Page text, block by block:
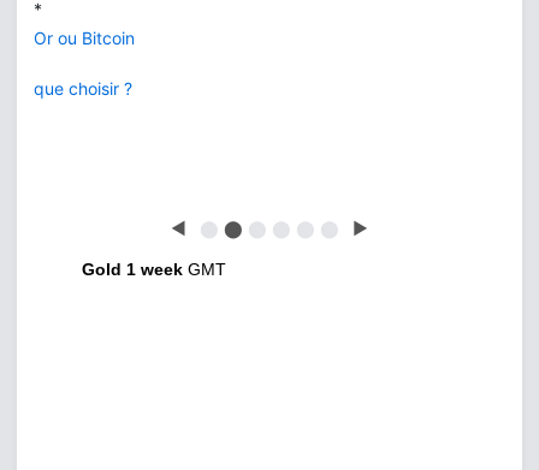
*
Or ou Bitcoin
que choisir ?
◀ ⬤ ⬤ ⬤ ⬤ ⬤ ⬤ ▶
Gold 1 week GMT